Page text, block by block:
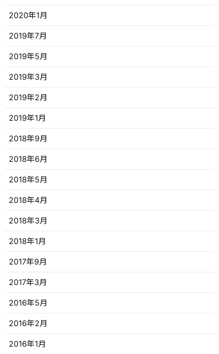
2020年1月
2019年7月
2019年5月
2019年3月
2019年2月
2019年1月
2018年9月
2018年6月
2018年5月
2018年4月
2018年3月
2018年1月
2017年9月
2017年3月
2016年5月
2016年2月
2016年1月